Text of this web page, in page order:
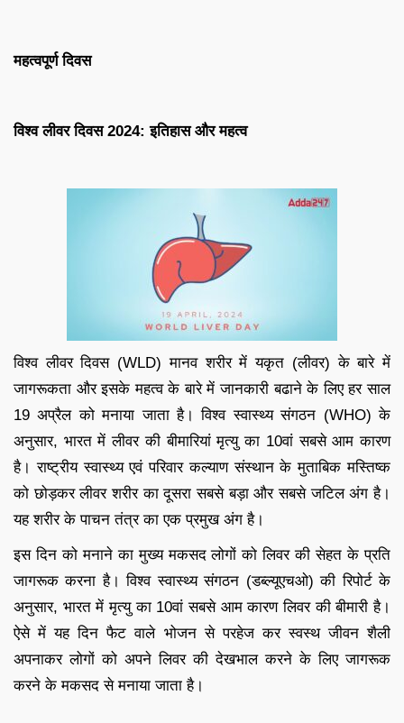
महत्वपूर्ण दिवस
विश्व लीवर दिवस 2024: इतिहास और महत्व
विश्व लीवर दिवस (WLD) मानव शरीर में यकृत (लीवर) के बारे में
जागरूकता और इसके महत्व के बारे में जानकारी बढाने के लिए हर साल
19 अप्रैल को मनाया जाता है। विश्व स्वास्थ्य संगठन (WHO) के
अनुसार, भारत में लीवर की बीमारियां मृत्यु का 10वां सबसे आम कारण
है। राष्ट्रीय स्वास्थ्य एवं परिवार कल्याण संस्थान के मुताबिक मस्तिष्क
को छोड़कर लीवर शरीर का दूसरा सबसे बड़ा और सबसे जटिल अंग है।
यह शरीर के पाचन तंत्र का एक प्रमुख अंग है।
इस दिन को मनाने का मुख्य मकसद लोगों को लिवर की सेहत के प्रति
जागरूक करना है। विश्व स्वास्थ्य संगठन (डब्ल्यूएचओ) की रिपोर्ट के
अनुसार, भारत में मृत्यु का 10वां सबसे आम कारण लिवर की बीमारी है।
ऐसे में यह दिन फैट वाले भोजन से परहेज कर स्वस्थ जीवन शैली
अपनाकर लोगों को अपने लिवर की देखभाल करने के लिए जागरूक
करने के मकसद से मनाया जाता है।